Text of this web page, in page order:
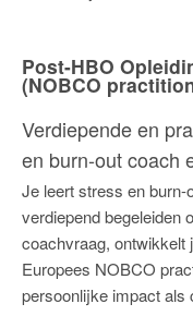
Post-HBO
(NOBCO
Verdiepende en
en burn-out coach
Je leert stress en burn-
verdiepend begeleiden
coachvraag, ontwikkelt
Europees NOBCO
persoonlijke impact als